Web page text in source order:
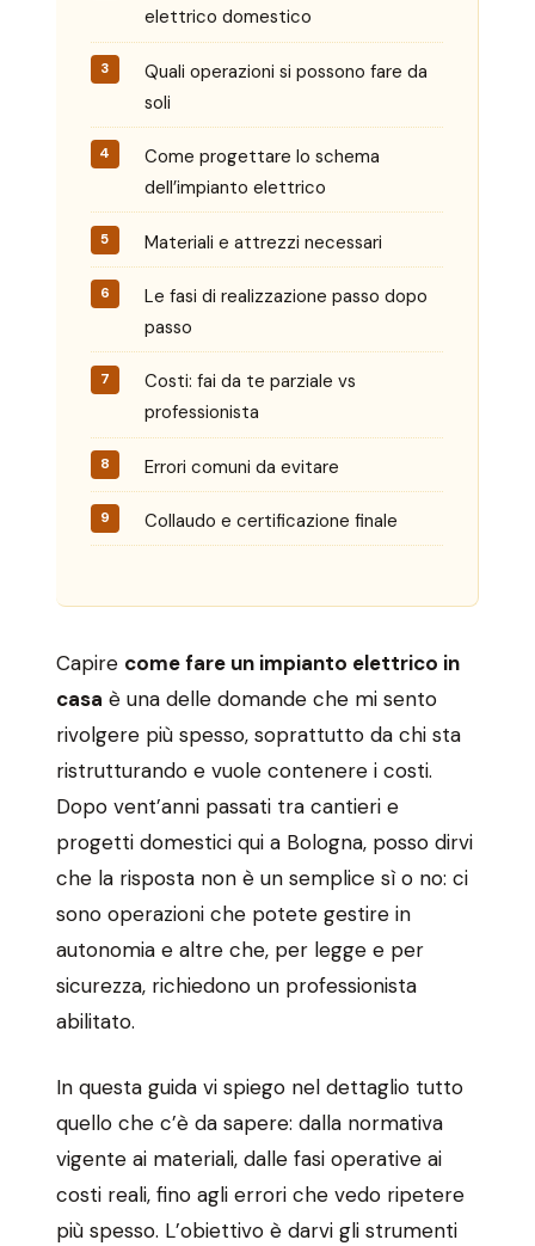
elettrico domestico
Quali operazioni si possono fare da
soli
Come progettare lo schema
dell’impianto elettrico
Materiali e attrezzi necessari
Le fasi di realizzazione passo dopo
passo
Costi: fai da te parziale vs
professionista
Errori comuni da evitare
Collaudo e certificazione finale
Capire come fare un impianto elettrico in
casa è una delle domande che mi sento
rivolgere più spesso, soprattutto da chi sta
ristrutturando e vuole contenere i costi.
Dopo vent’anni passati tra cantieri e
progetti domestici qui a Bologna, posso dirvi
che la risposta non è un semplice sì o no: ci
sono operazioni che potete gestire in
autonomia e altre che, per legge e per
sicurezza, richiedono un professionista
abilitato.
In questa guida vi spiego nel dettaglio tutto
quello che c’è da sapere: dalla normativa
vigente ai materiali, dalle fasi operative ai
costi reali, fino agli errori che vedo ripetere
più spesso. L’obiettivo è darvi gli strumenti